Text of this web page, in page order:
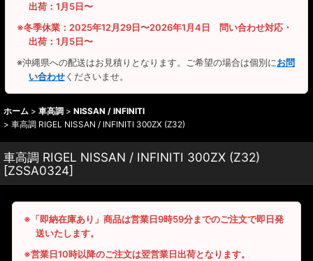
出荷：1月5日〜
※冬季休業：2025年12月29日〜2026年1月4日 問い合わせ対応・
出荷：1月5日〜
※沖縄県への配送はお見積りとなります。ご希望の場合は個別にお問
い合わせくださいませ。
ホーム > 車高調 > NISSAN / INFINITI
> 車高調 RIGEL NISSAN / INFINITI 300ZX (Z32)
車高調 RIGEL NISSAN / INFINITI 300ZX (Z32)
[ZSSA0324]
※「即納在庫あり」商品は営業日9時59分までのご注文で即日発
送いたします。
※営業日10時以降のご注文は翌営業日出荷となります。